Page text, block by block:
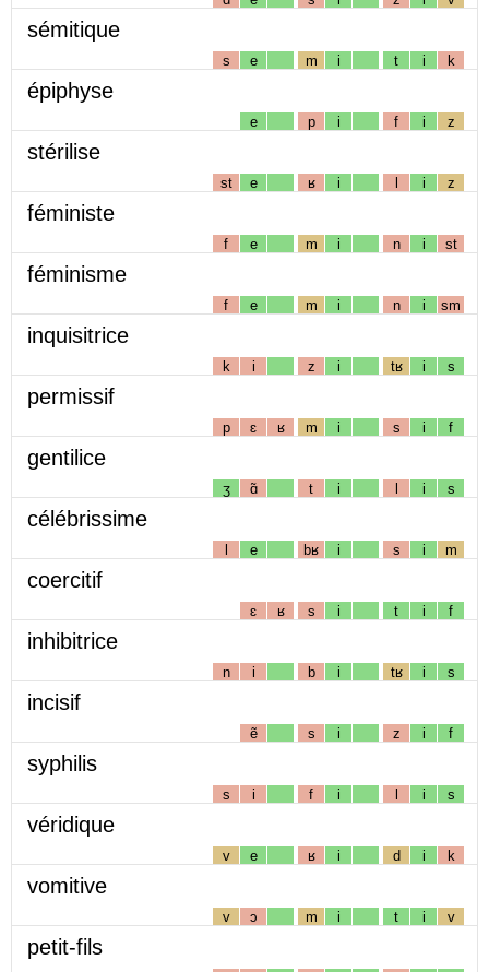
sémitique
s e m i t i k
épiphyse
e p i f i z
stérilise
st e ʁ i l i z
féministe
f e m i n i st
féminisme
f e m i n i sm
inquisitrice
k i z i tʁ i s
permissif
p ɛ ʁ m i s i f
gentilice
ʒ ɑ̃ t i l i s
célébrissime
l e bʁ i s i m
coercitif
ɛ ʁ s i t i f
inhibitrice
n i b i tʁ i s
incisif
ẽ s i z i f
syphilis
s i f i l i s
véridique
v e ʁ i d i k
vomitive
v ɔ m i t i v
petit-fils